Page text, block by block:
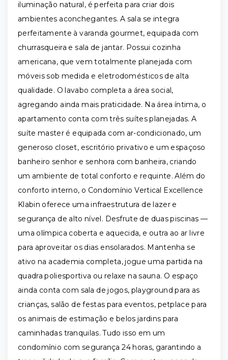
iluminação natural, é perfeita para criar dois
ambientes aconchegantes. A sala se integra
perfeitamente à varanda gourmet, equipada com
churrasqueira e sala de jantar. Possui cozinha
americana, que vem totalmente planejada com
móveis sob medida e eletrodomésticos de alta
qualidade. O lavabo completa a área social,
agregando ainda mais praticidade. Na área íntima, o
apartamento conta com três suítes planejadas. A
suíte master é equipada com ar-condicionado, um
generoso closet, escritório privativo e um espaçoso
banheiro senhor e senhora com banheira, criando
um ambiente de total conforto e requinte. Além do
conforto interno, o Condomínio Vertical Excellence
Klabin oferece uma infraestrutura de lazer e
segurança de alto nível. Desfrute de duas piscinas —
uma olímpica coberta e aquecida, e outra ao ar livre
para aproveitar os dias ensolarados. Mantenha se
ativo na academia completa, jogue uma partida na
quadra poliesportiva ou relaxe na sauna. O espaço
ainda conta com sala de jogos, playground para as
crianças, salão de festas para eventos, petplace para
os animais de estimação e belos jardins para
caminhadas tranquilas. Tudo isso em um
condomínio com segurança 24 horas, garantindo a